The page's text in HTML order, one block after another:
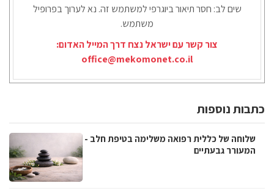
שים לב: חסר תיאור ביוגרפי למשתמש זה. נא לערוך בפרופיל
משתמש.
צור קשר עם ישראל נצח דרך המייל האדום:
office@mekomonet.co.il
כתבות נוספות
שלוחה של כללית רפואה משלימה בטיפת חלב -
המעורר גבעתיים